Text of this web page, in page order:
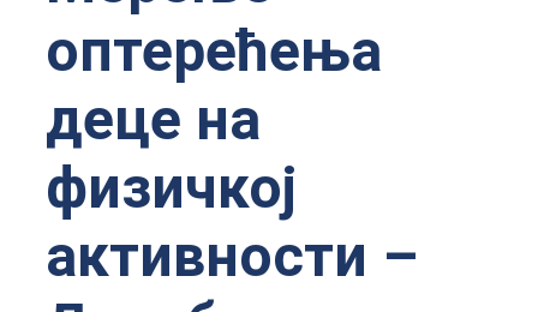
оптерећења
деце на
физичкој
активности –